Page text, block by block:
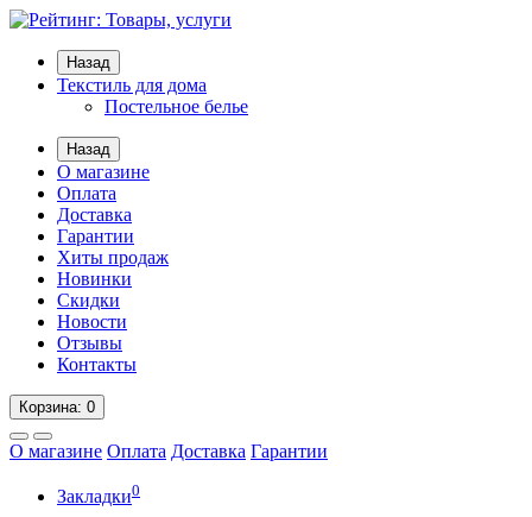
Назад
Текстиль для дома
Постельное белье
Назад
О магазине
Оплата
Доставка
Гарантии
Хиты продаж
Новинки
Скидки
Новости
Отзывы
Контакты
Корзина: 0
О магазине Оплата Доставка Гарантии
Закладки0